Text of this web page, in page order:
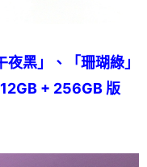
黑」、「珊瑚綠」
+ 256GB 版